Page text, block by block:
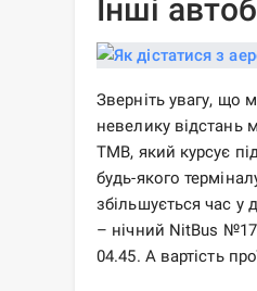
Інші
Зверніть увагу, що
невелику відстань
TMB, який курсує
будь-якого
збільшується час
– нічний NitBus
04.45. А вартість